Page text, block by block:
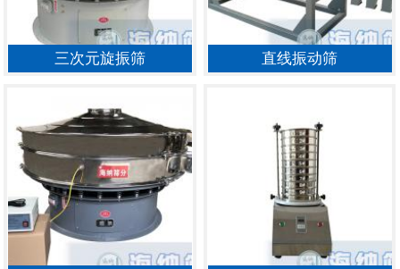
三次元旋振筛 直线振动筛